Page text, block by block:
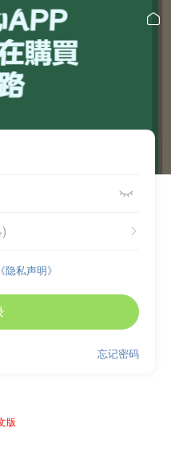



《隐私声明》
忘记密码
版